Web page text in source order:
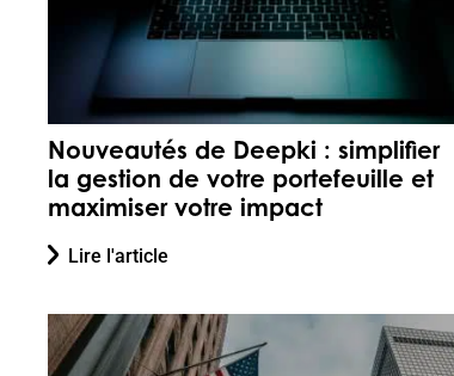
Nouveautés de Deepki : simplifier
la gestion de votre portefeuille et
maximiser votre impact
Lire l'article